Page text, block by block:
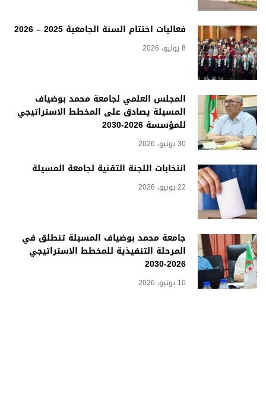
فعاليات اختتام السنة الجامعية 2025 – 2026
8 يوليو، 2026
المجلس العلمي لجامعة محمد بوضياف
المسيلة يصادق على المخطط الاستراتيجي
للمؤسسة 2026-2030
30 يونيو، 2026
انتخابات اللجنة التقنية لجامعة المسيلة
22 يونيو، 2026
جامعة محمد بوضياف المسيلة تنطلق في
المرحلة التنفيذية للمخطط الاستراتيجي
2026-2030
10 يونيو، 2026